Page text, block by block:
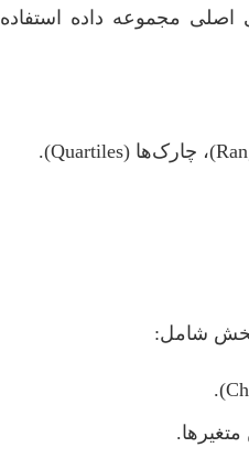
مجموعه داده استفاده
بخش شامل:
).